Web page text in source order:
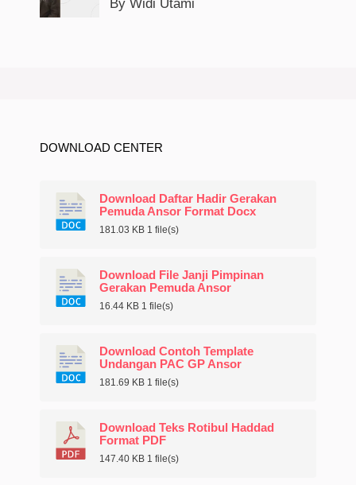
By Widi Utami
DOWNLOAD CENTER
Download Daftar Hadir Gerakan
Pemuda Ansor Format Docx
181.03 KB 1 file(s)
Download File Janji Pimpinan
Gerakan Pemuda Ansor
16.44 KB 1 file(s)
Download Contoh Template
Undangan PAC GP Ansor
181.69 KB 1 file(s)
Download Teks Rotibul Haddad
Format PDF
147.40 KB 1 file(s)